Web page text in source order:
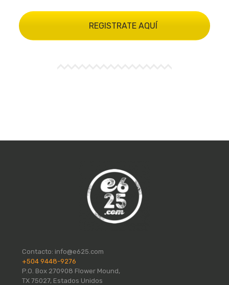
REGISTRATE AQUÍ
Contacto: info@e625.com
+504 9448-9276
P.O. Box 270908 Flower Mound,
TX 75027, Estados Unidos